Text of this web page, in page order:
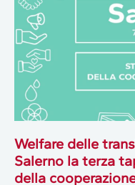
Welfare delle
Salerno la terza
della